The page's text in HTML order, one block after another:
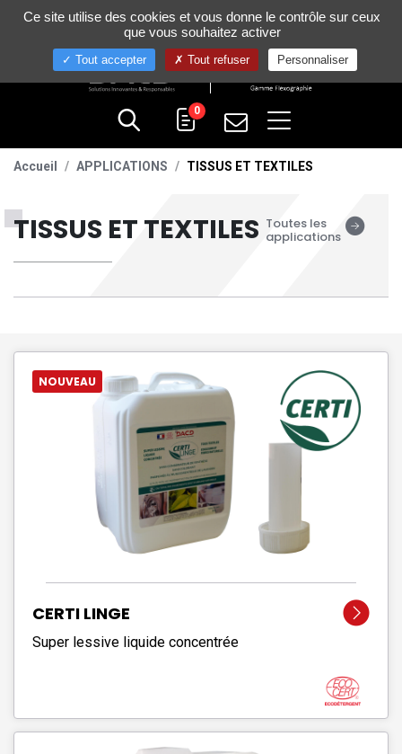
+33 (0)4 75 58 80 10
0
Accueil APPLICATIONS TISSUS ET TEXTILES
TISSUS ET TEXTILES Toutes les
applications
NOUVEAU
CERTI LINGE
Super lessive liquide concentrée
Gestion de vos préférences sur les cookies
Ce site utilise des cookies et vous donne le contrôle sur ceux
que vous souhaitez activer
Tout accepter Tout refuser Personnaliser